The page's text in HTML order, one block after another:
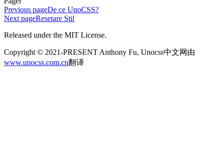
Previous pageDe ce UnoCSS?
Next pageResetare Stil
Released under the MIT License.
Copyright © 2021-PRESENT Anthony Fu, Unocss中文网由
www.unocss.com.cn翻译